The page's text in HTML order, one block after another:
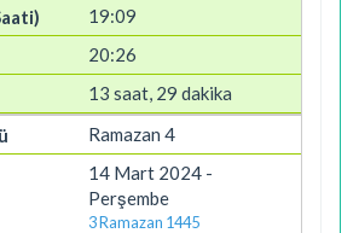
19:09
20:26
13 saat, 29 dakika
Ramazan 4
14 Mart 2024 -
Perşembe
3 Ramazan 1445